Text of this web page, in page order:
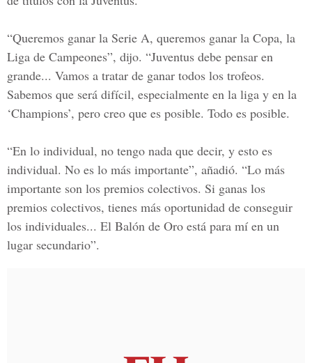
“Queremos ganar la Serie A, queremos ganar la Copa, la
Liga de Campeones”, dijo. “Juventus debe pensar en
grande... Vamos a tratar de ganar todos los trofeos.
Sabemos que será difícil, especialmente en la liga y en la
‘Champions’, pero creo que es posible. Todo es posible.
“En lo individual, no tengo nada que decir, y esto es
individual. No es lo más importante”, añadió. “Lo más
importante son los premios colectivos. Si ganas los
premios colectivos, tienes más oportunidad de conseguir
los individuales... El Balón de Oro está para mí en un
lugar secundario”.